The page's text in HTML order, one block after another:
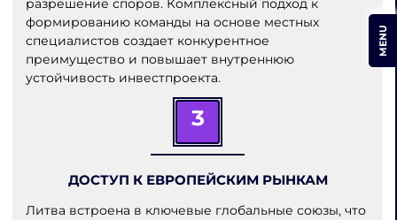
разрешение споров. Комплексный подход к
формированию команды на основе местных
специалистов создает конкурентное
преимущество и повышает внутреннюю
устойчивость инвестпроекта.
3
ДОСТУП К ЕВРОПЕЙСКИМ РЫНКАМ
Литва встроена в ключевые глобальные союзы, что
MENU